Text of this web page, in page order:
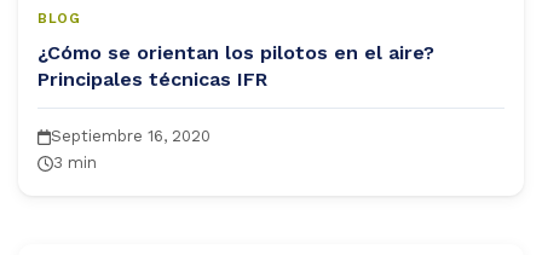
BLOG
¿Cómo se orientan los pilotos en el aire?
Principales técnicas IFR
Septiembre 16, 2020
3 min